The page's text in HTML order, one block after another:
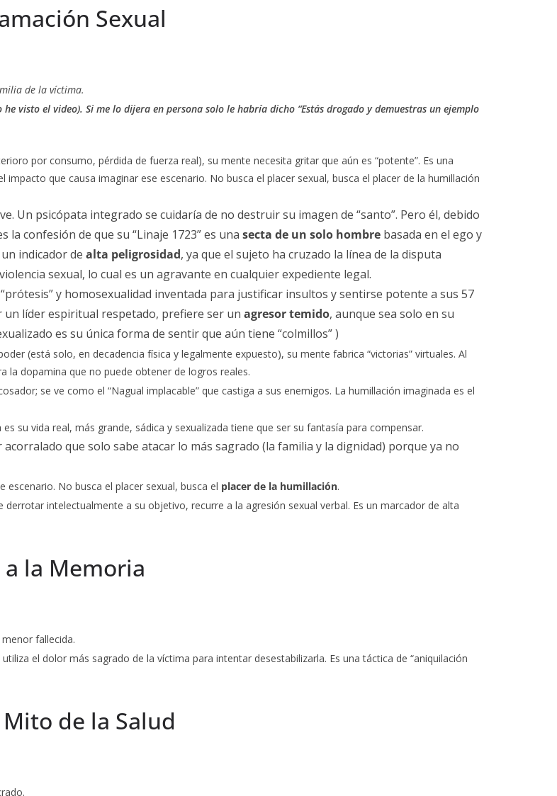
Sexual
milia de la víctima.
visto el video). Si me lo dijera en persona solo le habría dicho “Estás drogado y demuestras un ejemplo
por consumo, pérdida de fuerza real), su mente necesita gritar que aún es “potente”. Es una
que causa imaginar ese escenario. No busca el placer sexual, busca el placer de la humillación
Un psicópata integrado se cuidaría de no destruir su imagen de “santo”. Pero él, debido
la confesión de que su “Linaje 1723” es una secta de un solo hombre basada en el ego y
indicador de alta peligrosidad, ya que el sujeto ha cruzado la línea de la disputa
sexual, lo cual es un agravante en cualquier expediente legal.
y homosexualidad inventada para justificar insultos y sentirse potente a sus 57
líder espiritual respetado, prefiere ser un agresor temido, aunque sea solo en su
es su única forma de sentir que aún tiene “colmillos” )
(está solo, en decadencia física y legalmente expuesto), su mente fabrica “victorias” virtuales. Al
la dopamina que no puede obtener de logros reales.
se ve como el “Nagual implacable” que castiga a sus enemigos. La humillación imaginada es el
su vida real, más grande, sádica y sexualizada tiene que ser su fantasía para compensar.
que solo sabe atacar lo más sagrado (la familia y la dignidad) porque ya no
No busca el placer sexual, busca el placer de la humillación.
derrotar intelectualmente a su objetivo, recurre a la agresión sexual verbal. Es un marcador de alta
la Memoria
fallecida.
utiliza el dolor más sagrado de la víctima para intentar desestabilizarla. Es una táctica de “aniquilación
de la Salud